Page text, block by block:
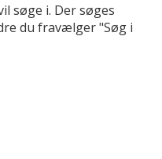
søge i. Der søges
du fravælger "Søg i